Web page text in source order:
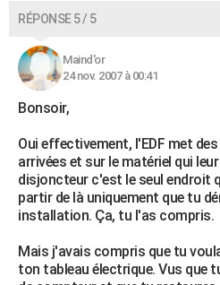
RÉPONSE 5 / 5
Maind'or
24 nov. 2007 à 00:41
Bonsoir,
Oui effectivement, l'EDF met
arrivées et sur le matériel qui
disjoncteur c'est le seul endroit
partir de là uniquement que tu
installation. Ça, tu l'as compris.
Mais j'avais compris que tu
ton tableau électrique. Vus que